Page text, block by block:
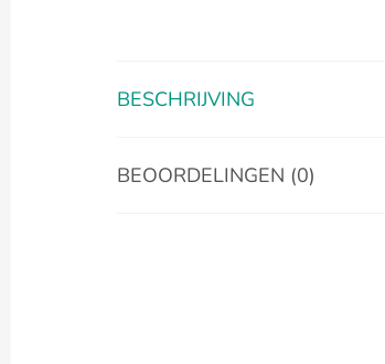
BESCHRIJVING
BEOORDELINGEN (0)